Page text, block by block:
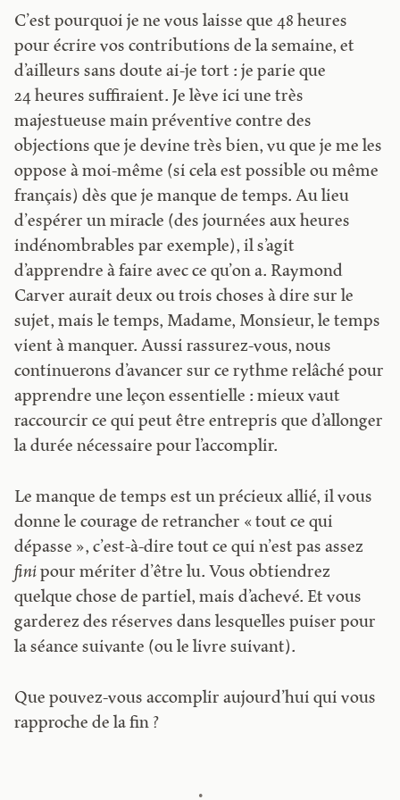
C’est pourquoi je ne vous laisse que 48 heures
pour écrire vos contributions de la semaine, et
d’ailleurs sans doute ai-je tort : je parie que
24 heures suffiraient. Je lève ici une très
majestueuse main préventive contre des
objections que je devine très bien, vu que je me les
oppose à moi-même (si cela est possible ou même
français) dès que je manque de temps. Au lieu
d’espérer un miracle (des journées aux heures
indénombrables par exemple), il s’agit
d’apprendre à faire avec ce qu’on a. Raymond
Carver aurait deux ou trois choses à dire sur le
sujet, mais le temps, Madame, Monsieur, le temps
vient à manquer. Aussi rassurez-vous, nous
continuerons d’avancer sur ce rythme relâché pour
apprendre une leçon essentielle : mieux vaut
raccourcir ce qui peut être entrepris que d’allonger
la durée nécessaire pour l’accomplir.
Le manque de temps est un précieux allié, il vous
donne le courage de retrancher « tout ce qui
dépasse », c’est-à-dire tout ce qui n’est pas assez
finipour mériter d’être lu. Vous obtiendrez
quelque chose de partiel, mais d’achevé. Et vous
garderez des réserves dans lesquelles puiser pour
la séance suivante (ou le livre suivant).
Que pouvez-vous accomplir aujourd’hui qui vous
rapproche de la fin ?